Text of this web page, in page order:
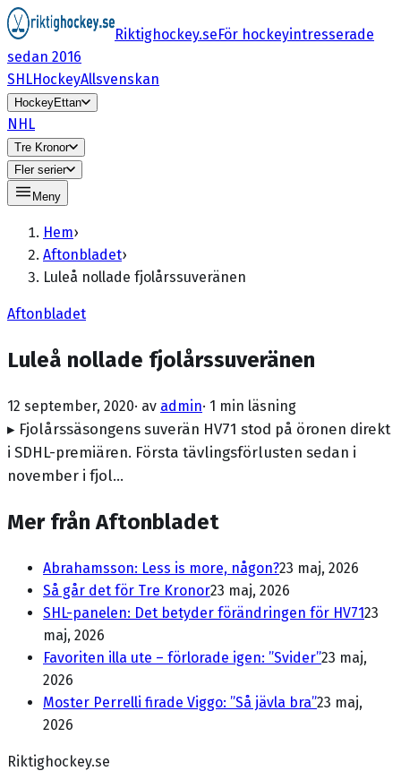
Riktighockey.seFör hockeyintresserade
sedan 2016
SHLHockeyAllsvenskan
HockeyEttan
NHL
Tre Kronor
Fler serier
Meny
Hem›
Aftonbladet›
Luleå nollade fjolårssuveränen
Aftonbladet
Luleå nollade fjolårssuveränen
12 september, 2020· av admin· 1 min läsning
▸ Fjolårssäsongens suverän HV71 stod på öronen direkt
i SDHL-premiären. Första tävlingsförlusten sedan i
november i fjol…
Mer från Aftonbladet
Abrahamsson: Less is more, någon?23 maj, 2026
Så går det för Tre Kronor23 maj, 2026
SHL-panelen: Det betyder förändringen för HV7123
maj, 2026
Favoriten illa ute – förlorade igen: ”Svider”23 maj,
2026
Moster Perrelli firade Viggo: ”Så jävla bra”23 maj,
2026
Riktighockey.se